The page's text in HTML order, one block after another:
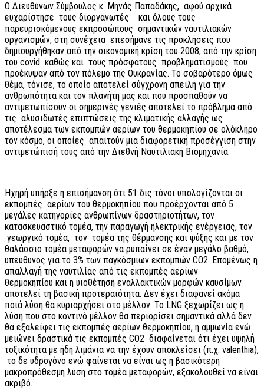
Ο Διευθύνων Σύμβουλος κ. Μηνάς Παπαδάκης, αφού αρχικά
ευχαρίστησε τους διοργανωτές και όλους τους
παρευρισκόμενους εκπροσώπους σημαντικών ναυτιλιακών
οργανισμών, στη συνέχεια επεσήμανε τις προκλήσεις που
δημιουργήθηκαν από την οικονομική κρίση του 2008, από την κρίση
του covid καθώς και τους πρόσφατους προβληματισμούς που
προέκυψαν από τον πόλεμο της Ουκρανίας. Το σοβαρότερο όμως
θέμα, τόνισε, το οποίο αποτελεί σύγχρονη απειλή για την
ανθρωπότητα και τον πλανήτη μας και που προσπαθούν να
αντιμετωπίσουν οι σημερινές γενιές αποτελεί το πρόβλημα από
τις αλυσιδωτές επιπτώσεις της κλιματικής αλλαγής ως
αποτέλεσμα των εκπομπών αερίων του θερμοκηπίου σε ολόκληρο
τον κόσμο, οι οποίες απαιτούν μια διαφορετική προσέγγιση στην
αντιμετώπισή τους από την Διεθνή Ναυτιλιακή Βιομηχανία.
Ηχηρή υπήρξε η επισήμανση ότι 51 δις τόνοι υπολογίζονται οι
εκπομπές αερίων του θερμοκηπίου που προέρχονται από 5
μεγάλες κατηγορίες ανθρωπίνων δραστηριοτήτων, τον
κατασκευαστικό τομέα, την παραγωγή ηλεκτρικής ενέργειας, τον
γεωργικό τομέα, τον τομέα της θέρμανσης και ψύξης και με τον
θαλάσσιο τομέα μεταφορών να ρυπαίνει σε έναν μεγάλο βαθμό,
υπεύθυνος για το 3% των παγκόσμιων εκπομπών CO2. Επομένως η
απαλλαγή της ναυτιλίας από τις εκπομπές αερίων
θερμοκηπίου και η υιοθέτηση εναλλακτικών μορφών καυσίμων
αποτελεί τη βασική προτεραιότητα. Δεν έχει διαφανεί ακόμα
ποιά λύση θα κυριαρχήσει στο μέλλον. Το LNG ξεχωρίζει ως η
λύση που στο κοντινό μέλλον θα περιορίσει σημαντικά αλλά δεν
θα εξαλείφει τις εκπομπές αερίων θερμοκηπίου, η αμμωνία ενώ
μειώνει δραστικά τις εκπομπές CO2 διαφαίνεται ότι έχει υψηλή
τοξικότητα με ήδη λιμάνια να την έχουν αποκλείσει (π.χ. valenthia),
το δε υδρογόνο ενώ φαίνεται να είναι ως η βασικότερη
μακροπρόθεσμη λύση στο τομέα μεταφορών, εξακολουθεί να είναι
ακριβό.